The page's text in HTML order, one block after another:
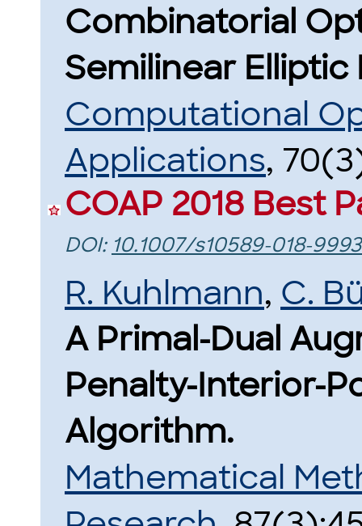
Combinatorial
Semilinear Elliptic
Computational
Applications,
COAP 2018 Best
DOI: 10.1007/s10589-018-
R. Kuhlmann, C.
A Primal-Dual
Penalty-Interior-
Algorithm.
Mathematical